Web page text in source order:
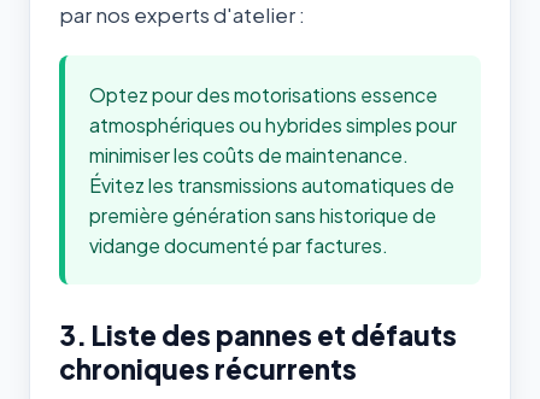
par nos experts d'atelier :
Optez pour des motorisations essence
atmosphériques ou hybrides simples pour
minimiser les coûts de maintenance.
Évitez les transmissions automatiques de
première génération sans historique de
vidange documenté par factures.
3. Liste des pannes et défauts
chroniques récurrents